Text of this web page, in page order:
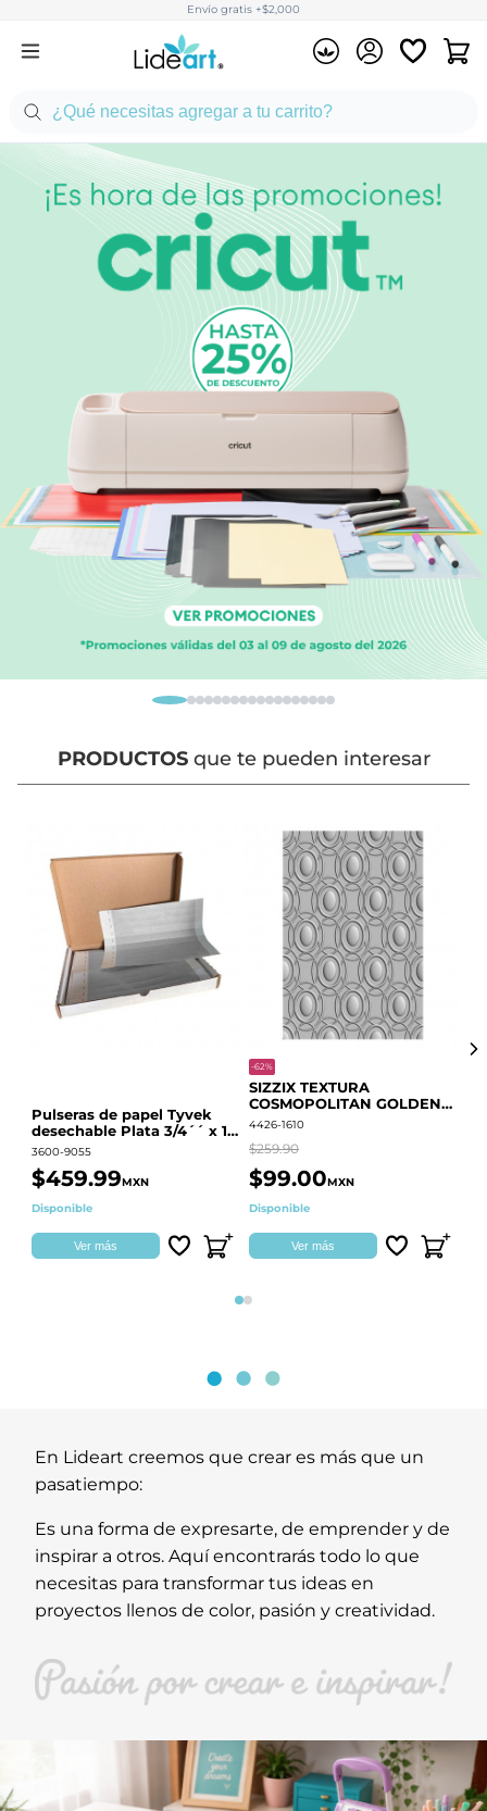
Envío gratis +$2,000
PRODUCTOSque te pueden interesar
Pulseras de papel Tyvek
desechable Plata 3/4´´ x 10
´´
3600-9055
$459.99MXN
Disponible
Ver más
-62%
SIZZIX TEXTURA
COSMOPOLITAN GOLDEN
RINGS S.PARK 666700
4426-1610
$259.90
$99.00MXN
Disponible
Ver más
Página 1
Página 2
En Lideart creemos que crear es más que un
pasatiempo:
Es una forma de expresarte, de emprender y de
inspirar a otros. Aquí encontrarás todo lo que
necesitas para transformar tus ideas en
proyectos llenos de color, pasión y creatividad.